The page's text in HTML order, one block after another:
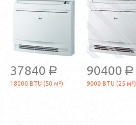
37840 a
18000 BTU (50 м²)
90400 a
9000 BTU (25 м²)